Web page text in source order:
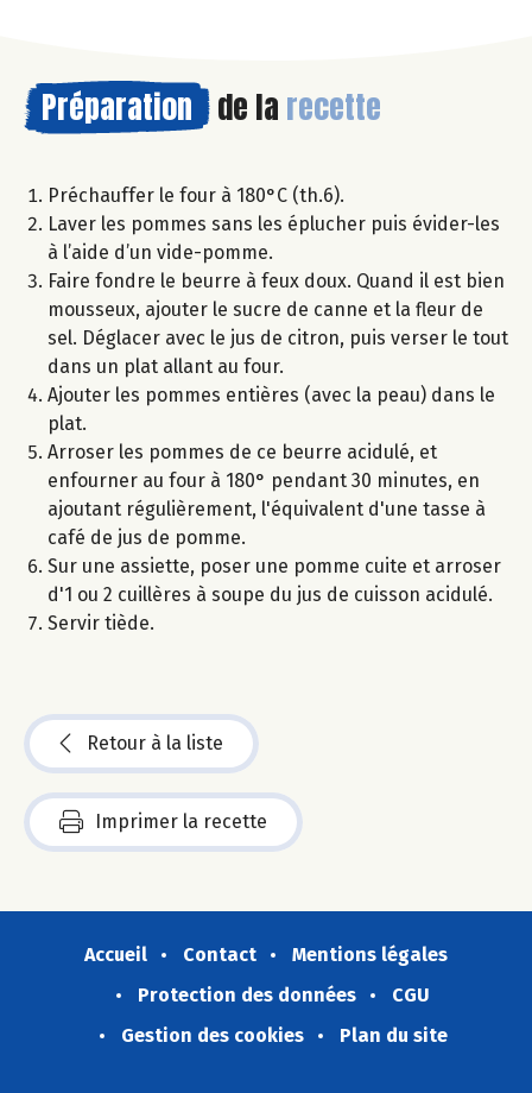
Préparation de la recette
Préchauffer le four à 180°C (th.6).
Laver les pommes sans les éplucher puis évider-les
à l’aide d’un vide-pomme.
Faire fondre le beurre à feux doux. Quand il est bien
mousseux, ajouter le sucre de canne et la fleur de
sel. Déglacer avec le jus de citron, puis verser le tout
dans un plat allant au four.
Ajouter les pommes entières (avec la peau) dans le
plat.
Arroser les pommes de ce beurre acidulé, et
enfourner au four à 180° pendant 30 minutes, en
ajoutant régulièrement, l'équivalent d'une tasse à
café de jus de pomme.
Sur une assiette, poser une pomme cuite et arroser
d'1 ou 2 cuillères à soupe du jus de cuisson acidulé.
Servir tiède.
Retour à la liste
Imprimer la recette
Accueil Contact
Mentions légales
Protection des données
CGU
Gestion des cookies
Plan du site